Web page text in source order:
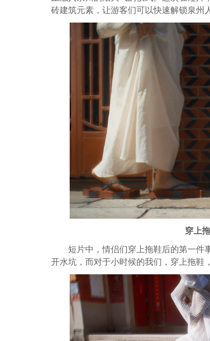
砖建筑元素，让游客们可以快速解锁泉州
穿上
短片中，情侣们穿上拖鞋后的第一件
开水坑，而对于小时候的我们，穿上拖鞋